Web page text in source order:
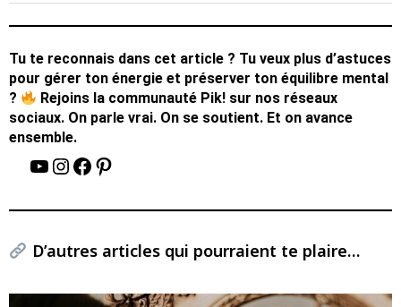
Tu te reconnais dans cet article ? Tu veux plus d’astuces
pour gérer ton énergie et préserver ton équilibre mental
?
Rejoins la communauté Pik! sur nos réseaux
sociaux. On parle vrai. On se soutient. Et on avance
ensemble.
D’autres articles qui pourraient te plaire…